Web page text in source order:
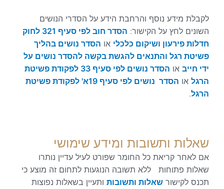
לקבלת מידע נוסף והרחבת הידע על הסדרי הנושים
השונים לחץ על הקישור:
הסדר חוב לפי סעיף 321 לחוק
חדלות פירעון ושיקום כלכלי או הסדר נושים בהליך
פשיטת רגל והתנאים להגשת בקשה להסדר נושים על
ידי חייב או
הסדר נושים לפי סעיף 33 לפקודת פשיטת
הרגל או
הסדר נושים לפי סעיף 19א' לפקודת פשיטת
הרגל.
שאלות ותשובות ומידע שימושי
אם לאחר קריאת כל החומר שפורט לעיל עדיין נותרו
שאלות פתוחות ללא תשובה הנוגעות לתחום זה מוצע כי
תכנס לקישור שאלות ותשובות ותעיין בשאלות נפוצות